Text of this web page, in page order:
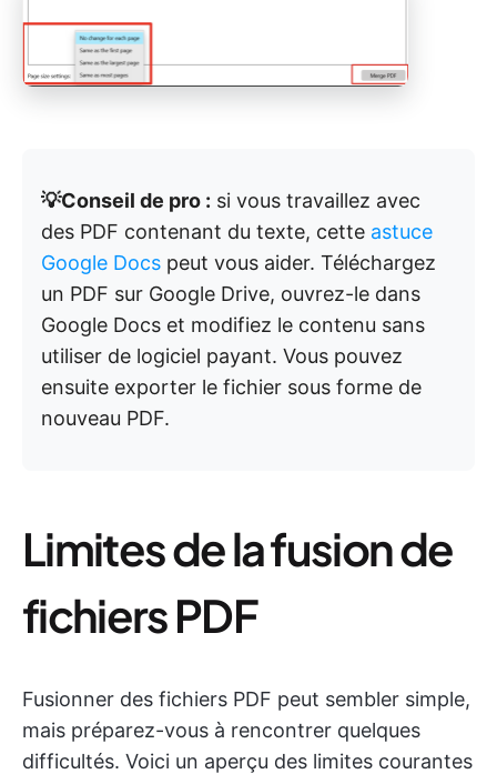
💡Conseil de pro : si vous travaillez avec
des PDF contenant du texte, cette astuce
Google Docs peut vous aider. Téléchargez
un PDF sur Google Drive, ouvrez-le dans
Google Docs et modifiez le contenu sans
utiliser de logiciel payant. Vous pouvez
ensuite exporter le fichier sous forme de
nouveau PDF.
Limites de la fusion de
fichiers PDF
Fusionner des fichiers PDF peut sembler simple,
mais préparez-vous à rencontrer quelques
difficultés. Voici un aperçu des limites courantes